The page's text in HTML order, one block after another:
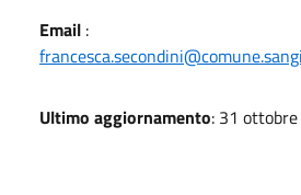
Email :
Ultimo aggiornamento: 31